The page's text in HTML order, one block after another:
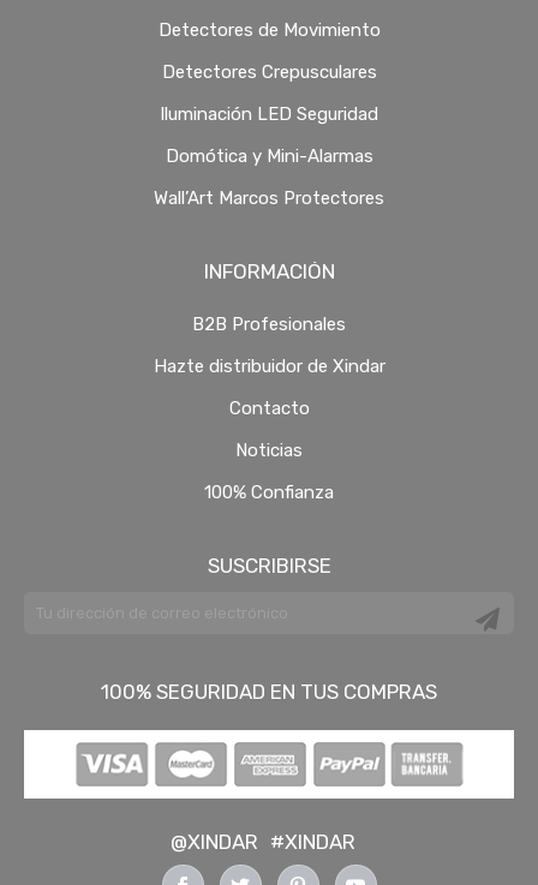
Detectores de Movimiento
Detectores Crepusculares
Iluminación LED Seguridad
Domótica y Mini-Alarmas
Wall’Art Marcos Protectores
INFORMACIÓN
B2B Profesionales
Hazte distribuidor de Xindar
Contacto
Noticias
100% Confianza
SUSCRIBIRSE
100% SEGURIDAD EN TUS COMPRAS
@XINDAR #XINDAR